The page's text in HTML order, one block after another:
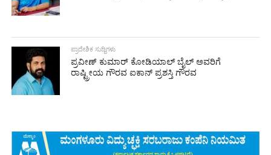
ಪ್ರಾದೇಶಿಕ ಸುದ್ದಿಗಳು
ಪ್ರವೀಣ್ ಕುಮಾರ್ ಕೋಡಿಯಾಲ್ ಬೈಲ್ ಅವರಿಗೆ
ರಾಷ್ಟ್ರೀಯ ಗೌರವ ಐಕಾನ್ ಪ್ರಶಸ್ತಿ ಗೌರವ